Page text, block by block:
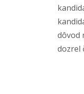
dôvod
dozrel